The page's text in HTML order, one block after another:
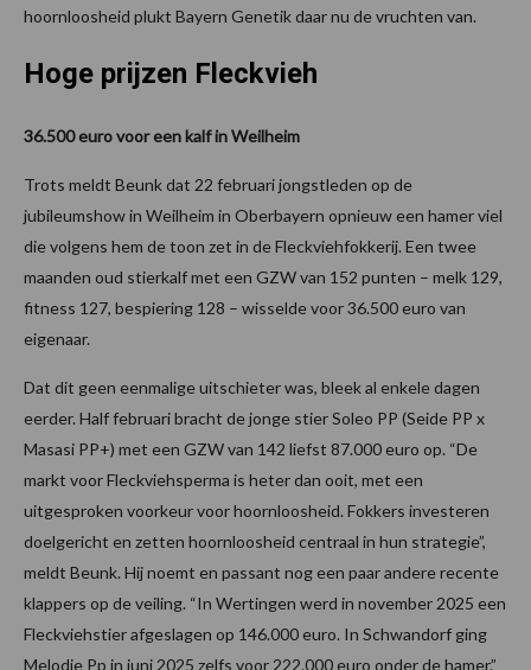
hoornloosheid plukt Bayern Genetik daar nu de vruchten van.
Hoge prijzen Fleckvieh
36.500 euro voor een kalf in Weilheim
Trots meldt Beunk dat 22 februari jongstleden op de
jubileumshow in Weilheim in Oberbayern opnieuw een hamer viel
die volgens hem de toon zet in de Fleckviehfokkerij. Een twee
maanden oud stierkalf met een GZW van 152 punten – melk 129,
fitness 127, bespiering 128 – wisselde voor 36.500 euro van
eigenaar.
Dat dit geen eenmalige uitschieter was, bleek al enkele dagen
eerder. Half februari bracht de jonge stier Soleo PP (Seide PP x
Masasi PP+) met een GZW van 142 liefst 87.000 euro op. “De
markt voor Fleckviehsperma is heter dan ooit, met een
uitgesproken voorkeur voor hoornloosheid. Fokkers investeren
doelgericht en zetten hoornloosheid centraal in hun strategie”,
meldt Beunk. Hij noemt en passant nog een paar andere recente
klappers op de veiling. “In Wertingen werd in november 2025 een
Fleckviehstier afgeslagen op 146.000 euro. In Schwandorf ging
Melodie Pp in juni 2025 zelfs voor 222.000 euro onder de hamer.”